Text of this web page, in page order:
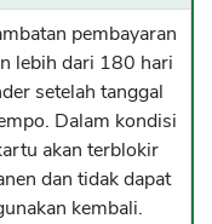
pembayaran
lebih dari 180 hari
setelah tanggal
Dalam kondisi
akan terblokir
dan tidak dapat
kembali.